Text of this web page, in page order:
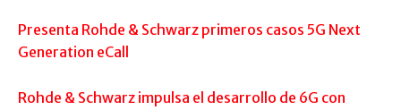
Presenta Rohde & Schwarz primeros casos 5G Next
Generation eCall
Rohde & Schwarz impulsa el desarrollo de 6G con